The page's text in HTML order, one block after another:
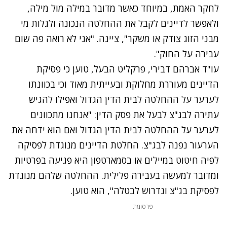
לחקר האמת, במיוחד כאשר מדובר במילה מול מילה,
ולאפשר לדיינים לקבל את ההחלטה הנכונה ולגלות מי
מבני הזוג צודק או משקר", ציינה. "אני לא רואה פה שום
עבירה על החוק".
עו"ד אברהם דבירי, פרקליט הבעל, טוען כי פסיקת
הדיינים מעוררת מחלוקת ובעייתית מאוד וכי בכוונתו
לערער על ההחלטה לבית הדין הגדול ואפילו להגיש
עתירה לבג"צ לבעל את פסק הדין: "אנחנו מתכוונים
לערער על ההחלטה לבית הדין הגדול ואם הוא ידחה את
הערעור נפנה לבג"צ. החלטת הדיינים מנוגדת לפסיקה
לפיה חיטוט במיילים או בסמארטפון היא פגיעה בפרטיות
ומדובר למעשה בעבירה פלילית. ההחלטה שלהם מנוגדת
לפסיקת בג"צ ונדרוש לבטלה", הוא טוען.
פרסומת